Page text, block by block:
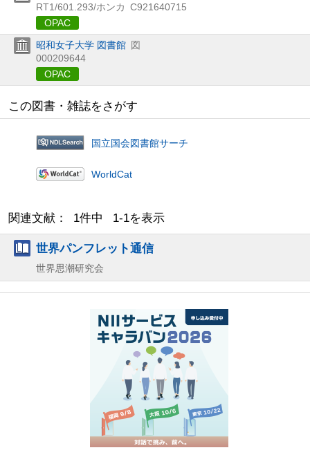
RT1/601.293/ホンカ C921640715
OPAC
昭和女子大学 図書館 図
000209644
OPAC
この図書・雑誌をさがす
国立国会図書館サーチ
WorldCat
関連文献： 1件中 1-1を表示
世界パンフレット通信
世界思潮研究会